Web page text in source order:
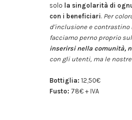
solo la singolarità di
con i beneficiari. Per
d'inclusione e contrastino
facciamo perno proprio
inserirsi nella comunità,
con gli utenti, ma le
Bottiglia: 12,50€
Fusto: 78€ + IVA